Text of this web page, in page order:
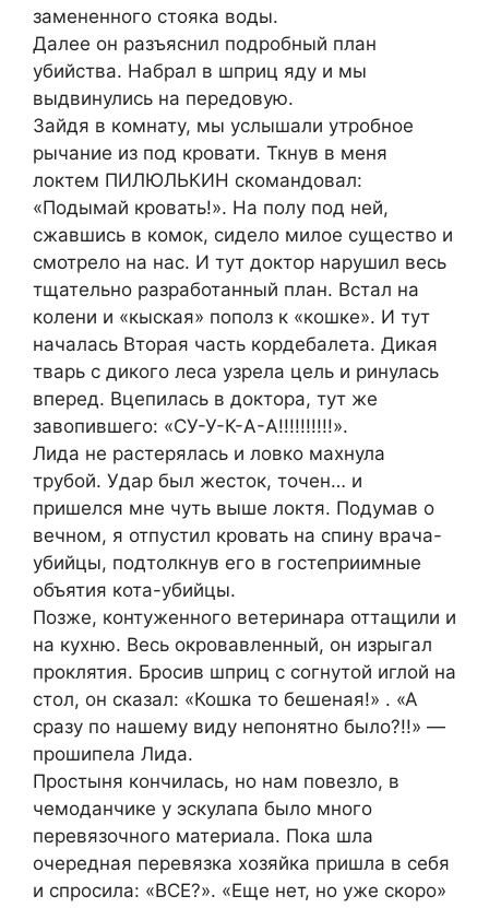
замененного стояка воды.
Далее он разъяснил подробный план
убийства. Набрал в шприц яду и мы
выдвинулись на передовую.
Зайдя в комнату, мы услышали утробное
рычание из под кровати. Ткнув в меня
локтем ПИЛЮЛЬКИН скомандовал:
«Подымай кровать!». На полу под ней,
сжавшись в комок, сидело милое существо и
смотрело на нас. И тут доктор нарушил весь
тщательно разработанный план. Встал на
колени и «кыская» пополз к «кошке». И тут
началась Вторая часть кордебалета. Дикая
тварь с дикого леса узрела цель и ринулась
вперед. Вцепилась в доктора, тут же
завопившего: «СУ-У-К-А-А!!!!!!!!!!».
Лида не растерялась и ловко махнула
трубой. Удар был жесток, точен… и
пришелся мне чуть выше локтя. Подумав о
вечном, я отпустил кровать на спину врача-
убийцы, подтолкнув его в гостеприимные
объятия кота-убийцы.
Позже, контуженного ветеринара оттащили и
на кухню. Весь окровавленный, он изрыгал
проклятия. Бросив шприц с согнутой иглой на
стол, он сказал: «Кошка то бешеная!» . «А
сразу по нашему виду непонятно было?!!» —
прошипела Лида.
Простыня кончилась, но нам повезло, в
чемоданчике у эскулапа было много
перевязочного материала. Пока шла
очередная перевязка хозяйка пришла в себя
и спросила: «ВСЕ?». «Еще нет, но уже скоро»